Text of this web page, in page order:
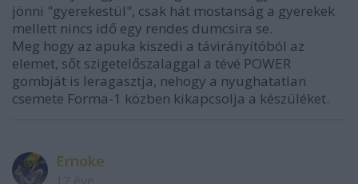
jönni "gyerekestül", csak hát mostanság a gyerekek
mellett nincs idő egy rendes dumcsira se.
Meg hogy az apuka kiszedi a távirányítóból az
elemet, sőt szigetelőszalaggal a tévé POWER
gombját is leragasztja, nehogy a nyughatatlan
csemete Forma-1 közben kikapcsolja a készüléket.
Ernoke